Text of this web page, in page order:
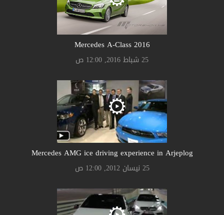
Mercedes A-Class 2016
25 شباط 2016, 12:00 ص
Mercedes AMG ice driving experience in Arjeplog
25 نيسان 2012, 12:00 ص